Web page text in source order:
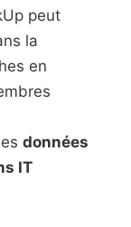
peut
la
en
données
IT